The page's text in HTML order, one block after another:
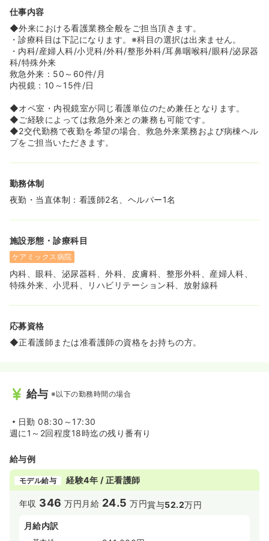
≪ママさんナースも安心の体制≫
◆24時間託児所が利用でき、夜勤をされている方はもちろ
ん、日勤のみでお仕事をされている方も預けられるので働
きながら子育ての両立も可能になります。
仕事内容
◆外来における看護業務全般をご担当頂きます。
・診療科目は下記になります。※科目の選択は出来ません。
・内科/産婦人科/小児科/外科/整形外科/耳鼻咽喉科/眼科/泌尿器
科/特殊外来
救急外来：50～60件/月
内視鏡：10～15件/日
◆オペ室・内視鏡室が同じ看護単位のため兼任となります。
◆ご経験によっては救急外来との兼務も可能です。
◆2交代勤務で夜勤を希望の場合、救急外来業務および病棟ヘル
プをご担当いただきます。
勤務体制
夜勤・当直体制：看護師2名、ヘルパー1名
施設形態・診療科目
ケアミックス病院
内科、眼科、泌尿器科、外科、皮膚科、整形外科、産婦人科、
特殊外来、小児科、リハビリテーション科、放射線科
応募資格
◆正看護師または准看護師の資格をお持ちの方。
給与 ※以下の勤務時間の場合
日勤 08:30～17:30
週に1～2回程度18時迄の残り番有り
給与例
モデル給与 経験4年 / 正看護師
年収 346 万円 月給 24.5 万円賞与52.2万円
月給内訳